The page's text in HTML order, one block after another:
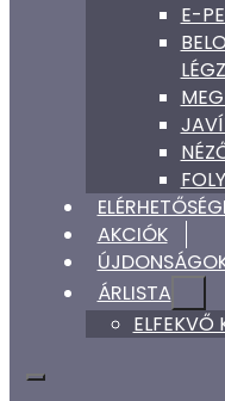
E-
AKCIÓK
ÁRLISTA
ELFEKVŐ